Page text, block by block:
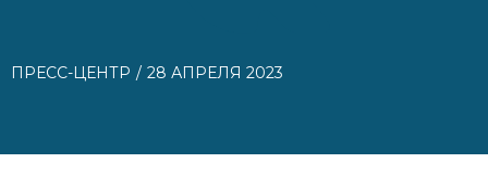
ПРЕСС-ЦЕНТР 28 АПРЕЛЯ 2023